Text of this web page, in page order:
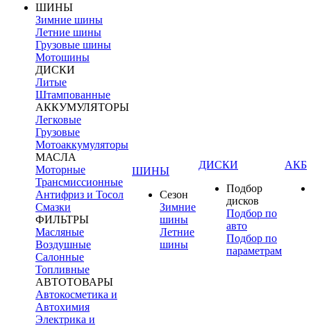
ШИНЫ
Зимние шины
Летние шины
Грузовые шины
Мотошины
ДИСКИ
Литые
Штампованные
АККУМУЛЯТОРЫ
Легковые
Грузовые
Мотоаккумуляторы
МАСЛА
Моторные
Трансмиссионные
Антифриз и Тосол
Смазки
ФИЛЬТРЫ
Масляные
Воздушные
Салонные
Топливные
АВТОТОВАРЫ
Автокосметика и
Автохимия
Электрика и
ШИНЫ
Сезон
Зимние
шины
Летние
шины
ДИСКИ
Подбор
дисков
Подбор по
авто
Подбор по
параметрам
АКБ